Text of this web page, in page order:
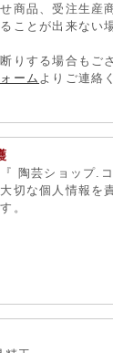
商品、受注生産
ことが出来ない
りする場合もご
ーム よりご連絡
陶芸ショップ.
切な個人情報を
。